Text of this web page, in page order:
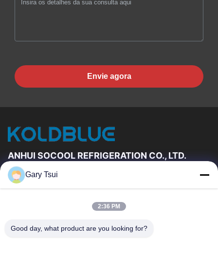
Envie agora
ANHUI SOCOOL REFRIGERATION CO., LTD.
Relações Rápidas
Sobre Nós
Excursão Da Fábrica
Controle Da Qualidade
Gary Tsui
2:36 PM
Good day, what product are you looking for?